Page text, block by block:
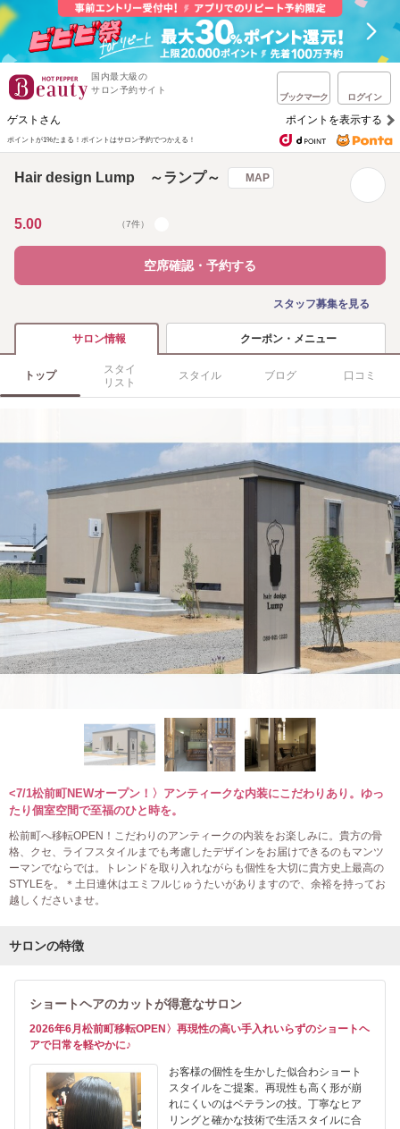
国内最大級の
サロン予約サイト
ブックマーク ログイン
ゲストさん ポイントを表示する
ポイントが1%たまる！ ポイントはサロン予約でつかえる！
Hair design Lump ～ランプ～ MAP
5.00 （7件）
空席確認・予約する
スタッフ募集を見る
サロン情報 クーポン・メニュー
トップ
スタイ
リスト
スタイル ブログ 口コミ
<7/1松前町NEWオープン！〉アンティークな内装にこだわりあり。ゆっ
たり個室空間で至福のひと時を。
松前町へ移転OPEN！こだわりのアンティークの内装をお楽しみに。貴方の骨
格、クセ、ライフスタイルまでも考慮したデザインをお届けできるのもマンツ
ーマンでならでは。トレンドを取り入れながらも個性を大切に貴方史上最高の
STYLEを。＊土日連休はエミフルじゅうたいがありますので、余裕を持ってお
越しくださいませ。
サロンの特徴
ショートヘアのカットが得意なサロン
2026年6月松前町移転OPEN〉再現性の高い手入れいらずのショートヘ
アで日常を軽やかに♪
お客様の個性を生かした似合わショート
スタイルをご提案。再現性も高く形が崩
れにくいのはベテランの技。丁寧なヒア
リングと確かな技術で生活スタイルに合